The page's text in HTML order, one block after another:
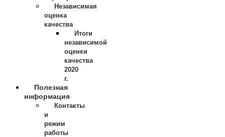
Независимая
оценка
качества
Итоги
независимой
оценки
качества
2020
г.
Полезная
информация
Контакты
и
режим
работы